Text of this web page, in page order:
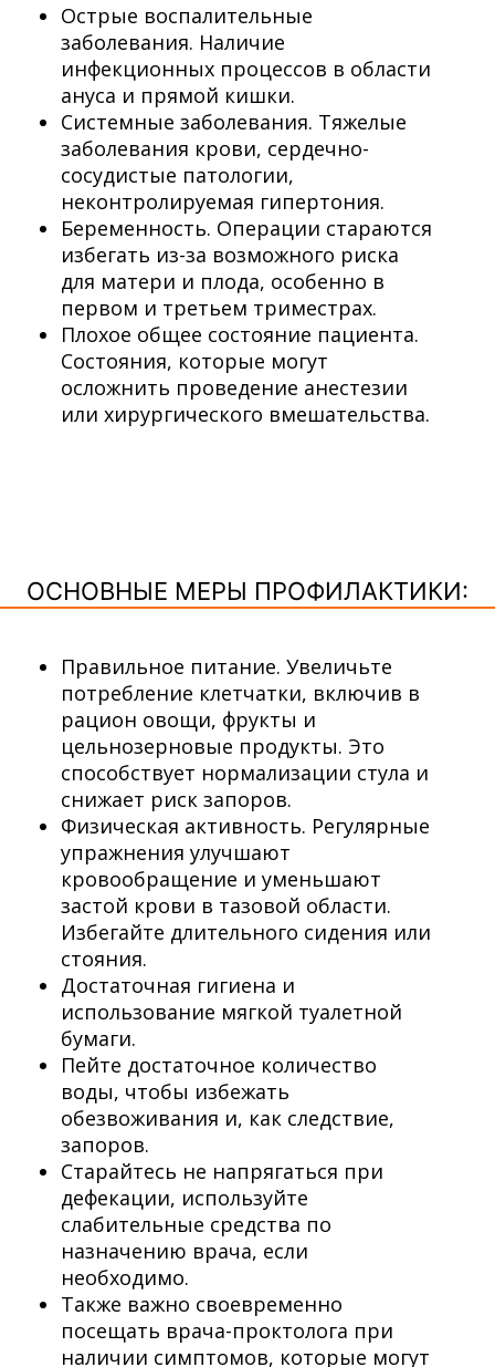
Острые воспалительные
заболевания. Наличие
инфекционных процессов в области
ануса и прямой кишки.
Системные заболевания. Тяжелые
заболевания крови, сердечно-
сосудистые патологии,
неконтролируемая гипертония.
Беременность. Операции стараются
избегать из-за возможного риска
для матери и плода, особенно в
первом и третьем триместрах.
Плохое общее состояние пациента.
Состояния, которые могут
осложнить проведение анестезии
или хирургического вмешательства.
ОСНОВНЫЕ МЕРЫ ПРОФИЛАКТИКИ:
Правильное питание. Увеличьте
потребление клетчатки, включив в
рацион овощи, фрукты и
цельнозерновые продукты. Это
способствует нормализации стула и
снижает риск запоров.
Физическая активность. Регулярные
упражнения улучшают
кровообращение и уменьшают
застой крови в тазовой области.
Избегайте длительного сидения или
стояния.
Достаточная гигиена и
использование мягкой туалетной
бумаги.
Пейте достаточное количество
воды, чтобы избежать
обезвоживания и, как следствие,
запоров.
Старайтесь не напрягаться при
дефекации, используйте
слабительные средства по
назначению врача, если
необходимо.
Также важно своевременно
посещать врача-проктолога при
наличии симптомов, которые могут